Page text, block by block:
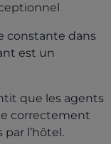
constante dans
est un
que les agents
correctement
l’hôtel.